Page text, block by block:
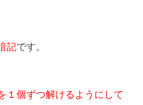
記です。
１個ずつ解けるようにして